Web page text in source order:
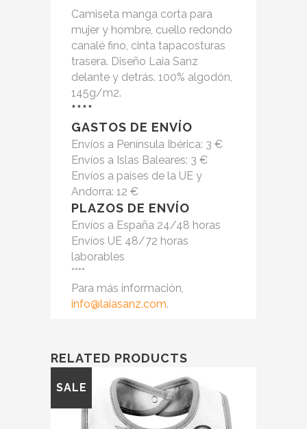
Camiseta manga corta para
mujer y hombre, cuello redondo
canalé fino, cinta tapacosturas
trasera. Diseño Laia Sanz
delante y detrás. 100% algodón,
145g/m2.
****
GASTOS DE ENVÍO
Envíos a Península Ibérica: 3 €
Envíos a Islas Baleares: 3 €
Envíos a países de la UE y
Andorra: 12 €
PLAZOS DE ENVÍO
Envíos a España 24/48 horas
Envíos UE 48/72 horas
laborables
****
Para más información,
info@laiasanz.com.
RELATED PRODUCTS
SALE